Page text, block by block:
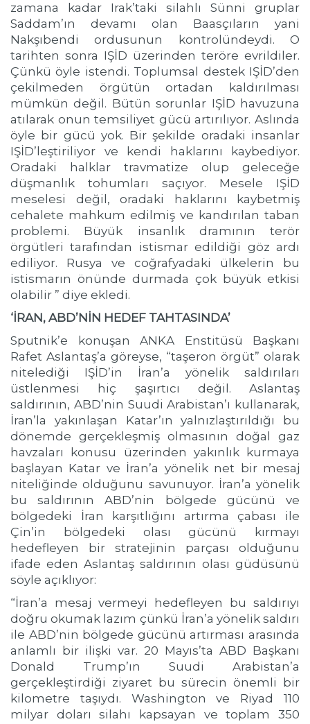
zamana kadar Irak’taki silahlı Sünni gruplar
Saddam’ın devamı olan Baasçıların yani
Nakşıbendi ordusunun kontrolündeydi. O
tarihten sonra IŞİD üzerinden teröre evrildiler.
Çünkü öyle istendi. Toplumsal destek IŞİD’den
çekilmeden örgütün ortadan kaldırılması
mümkün değil. Bütün sorunlar IŞİD havuzuna
atılarak onun temsiliyet gücü artırılıyor. Aslında
öyle bir gücü yok. Bir şekilde oradaki insanlar
IŞİD’leştiriliyor ve kendi haklarını kaybediyor.
Oradaki halklar travmatize olup geleceğe
düşmanlık tohumları saçıyor. Mesele IŞİD
meselesi değil, oradaki haklarını kaybetmiş
cehalete mahkum edilmiş ve kandırılan taban
problemi. Büyük insanlık dramının terör
örgütleri tarafından istismar edildiği göz ardı
ediliyor. Rusya ve coğrafyadaki ülkelerin bu
istismarın önünde durmada çok büyük etkisi
olabilir ” diye ekledi.
‘İRAN, ABD’NİN HEDEF TAHTASINDA’
Sputnik’e konuşan ANKA Enstitüsü Başkanı
Rafet Aslantaş’a göreyse, “taşeron örgüt” olarak
nitelediği IŞİD’in İran’a yönelik saldırıları
üstlenmesi hiç şaşırtıcı değil. Aslantaş
saldırının, ABD’nin Suudi Arabistan’ı kullanarak,
İran’la yakınlaşan Katar’ın yalnızlaştırıldığı bu
dönemde gerçekleşmiş olmasının doğal gaz
havzaları konusu üzerinden yakınlık kurmaya
başlayan Katar ve İran’a yönelik net bir mesaj
niteliğinde olduğunu savunuyor. İran’a yönelik
bu saldırının ABD’nin bölgede gücünü ve
bölgedeki İran karşıtlığını artırma çabası ile
Çin’in bölgedeki olası gücünü kırmayı
hedefleyen bir stratejinin parçası olduğunu
ifade eden Aslantaş saldırının olası güdüsünü
söyle açıklıyor:
“İran’a mesaj vermeyi hedefleyen bu saldırıyı
doğru okumak lazım çünkü İran’a yönelik saldırı
ile ABD’nin bölgede gücünü artırması arasında
anlamlı bir ilişki var. 20 Mayıs’ta ABD Başkanı
Donald Trump’ın Suudi Arabistan’a
gerçekleştirdiği ziyaret bu sürecin önemli bir
kilometre taşıydı. Washington ve Riyad 110
milyar doları silahı kapsayan ve toplam 350